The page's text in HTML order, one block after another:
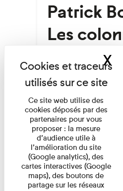
Patrick
Les
San
Lecture
Patrick Boucheron
Lorenzo Les Invités
Pages
Ce site web utilise des
cookies déposés par des
partenaires pour vous
proposer : la mesure
d’audience utile à
l’amélioration du site
(Google analytics), des
cartes interactives (Google
maps), des boutons de
partage sur les réseaux
X